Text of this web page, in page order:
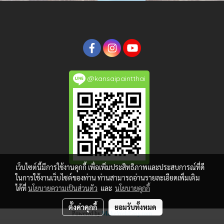
@kansaipaintthai
Powered by MakeWebEasy.com
เว็บไซต์นี้มีการใช้งานคุกกี้ เพื่อเพิ่มประสิทธิภาพและประสบการณ์ที่ดี
ในการใช้งานเว็บไซต์ของท่าน ท่านสามารถอ่านรายละเอียดเพิ่มเติม
ได้ที่นโยบายความเป็นส่วนตัว และ นโยบายคุกกี้
ตั้งค่าคุกกี้ ยอมรับทั้งหมด